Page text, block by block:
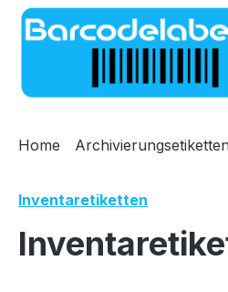
Hauptinhalt springen
Zur Suche springen
Zur Hauptnavigation
Home
Inventaretiketten